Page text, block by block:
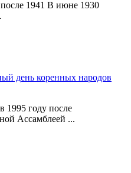
1941 В июне 1930
день коренных народов
1995 году после
Ассамблеей ...